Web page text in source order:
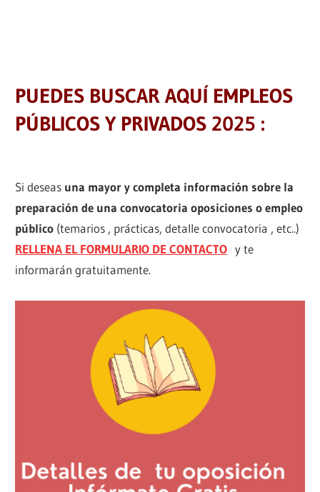
PUEDES BUSCAR AQUÍ EMPLEOS
PÚBLICOS Y PRIVADOS 2025 :
Si deseas una mayor y completa información sobre la
preparación de una convocatoria oposiciones o empleo
público (temarios , prácticas, detalle convocatoria , etc..)
RELLENA EL FORMULARIO DE CONTACTO y te
informarán gratuitamente.